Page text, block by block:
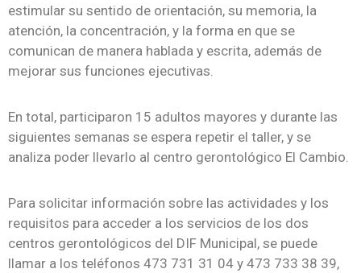
estimular su sentido de orientación, su memoria, la
atención, la concentración, y la forma en que se
comunican de manera hablada y escrita, además de
mejorar sus funciones ejecutivas.
En total, participaron 15 adultos mayores y durante las
siguientes semanas se espera repetir el taller, y se
analiza poder llevarlo al centro gerontológico El Cambio.
Para solicitar información sobre las actividades y los
requisitos para acceder a los servicios de los dos
centros gerontológicos del DIF Municipal, se puede
llamar a los teléfonos 473 731 31 04 y 473 733 38 39,